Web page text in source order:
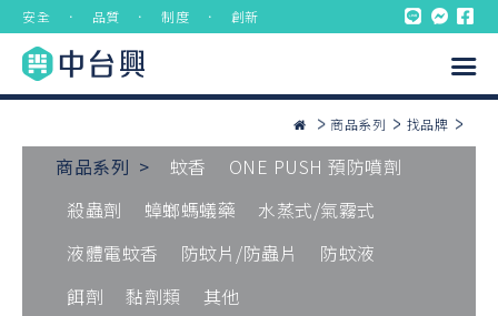
安全 ． 品質 ． 制度 ． 創新
商品系列 找品牌
商品系列 > 蚊香
ONE PUSH 預防噴劑
殺蟲劑
蟑螂螞蟻藥
水蒸式/氣霧式
液體電蚊香
防蚊片/防蟲片
防蚊液
餌劑
黏劑類 其他